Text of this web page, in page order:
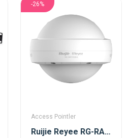
-26%
Access Pointler
Ruijie Reyee RG-RAP6262(G) 1800 Mbps Dış Ortam Access Point